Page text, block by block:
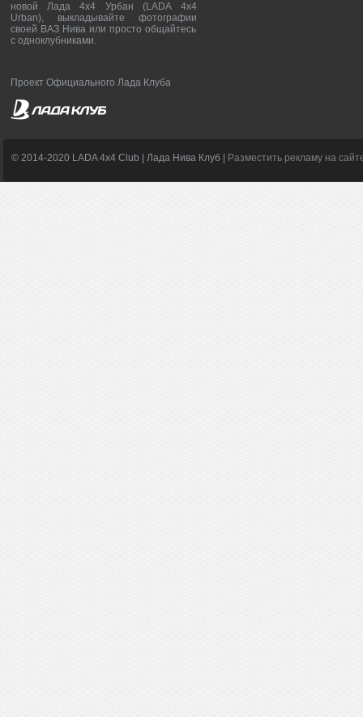
новой Лада 4х4 Урбан (LADA 4x4
Urban), выкладывайте фотографии
своей ВАЗ Нива или просто общайтесь
с одноклубниками.
Проект Официального Лада Клуба
© 2014-2020 LADA 4x4 Club | Лада Нива Клуб | Разместить рекламу на